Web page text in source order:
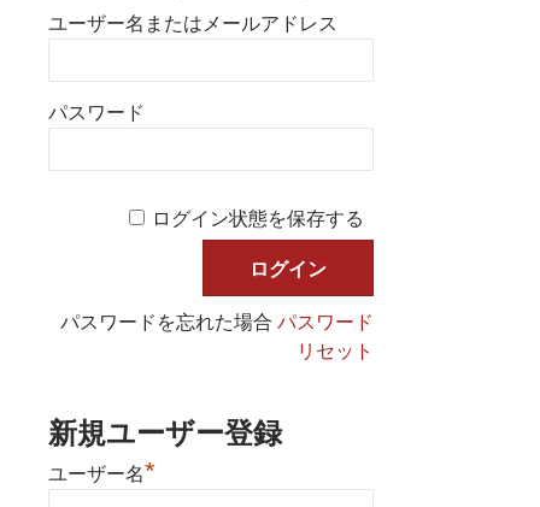
ユーザー名またはメールアドレス
パスワード
ログイン状態を保存する
パスワードを忘れた場合パスワード
リセット
新規ユーザー登録
ユーザー名*